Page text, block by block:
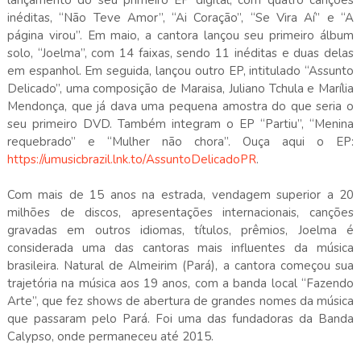
inéditas, “Não Teve Amor”, “Ai Coração”, “Se Vira Aí” e “A
página virou”. Em maio, a cantora lançou seu primeiro álbum
solo, “Joelma”, com 14 faixas, sendo 11 inéditas e duas delas
em espanhol. Em seguida, lançou outro EP, intitulado “Assunto
Delicado”, uma composição de Maraisa, Juliano Tchula e Marília
Mendonça, que já dava uma pequena amostra do que seria o
seu primeiro DVD. Também integram o EP “Partiu”, “Menina
requebrado” e “Mulher não chora”. Ouça aqui o EP:
https://umusicbrazil.lnk.to/AssuntoDelicadoPR.
Com mais de 15 anos na estrada, vendagem superior a 20
milhões de discos, apresentações internacionais, canções
gravadas em outros idiomas, títulos, prêmios, Joelma é
considerada uma das cantoras mais influentes da música
brasileira. Natural de Almeirim (Pará), a cantora começou sua
trajetória na música aos 19 anos, com a banda local “Fazendo
Arte”, que fez shows de abertura de grandes nomes da música
que passaram pelo Pará. Foi uma das fundadoras da Banda
Calypso, onde permaneceu até 2015.